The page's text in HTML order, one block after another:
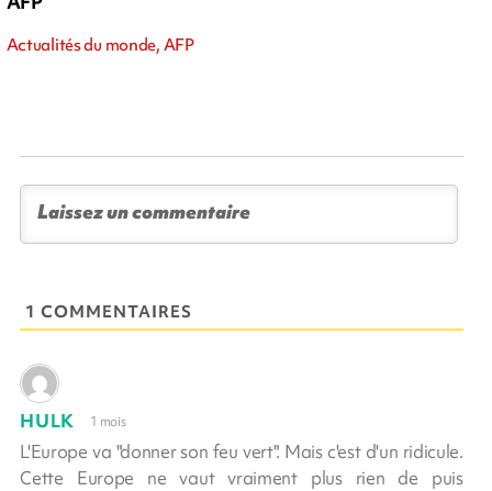
Actualités du monde, AFP
1 COMMENTAIRES
HULK 1 mois
L'Europe va "donner son feu vert". Mais c'est d'un ridicule.
Cette Europe ne vaut vraiment plus rien de puis